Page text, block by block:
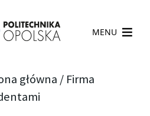
MENU
główna / Firma